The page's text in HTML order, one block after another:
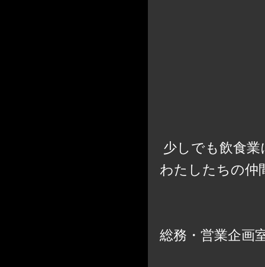
少しでも飲食
わたしたちの仲
総務・営業